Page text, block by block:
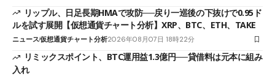
リップル、日足長期HMAで攻防──戻り一巡後の下抜けで0.95ド
ルを試す展開【仮想通貨チャート分析】XRP、BTC、ETH、TAKE
ニュース仮想通貨チャート分析2026年08月07日 18時22分
リミックスポイント、BTC運用益1.3億円──貸借料は元本に組み
入れ